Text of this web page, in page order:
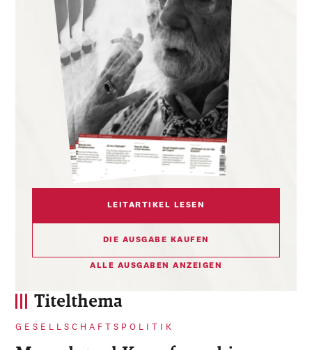
Titelthema
GESELLSCHAFTSPOLITIK
LEITARTIKEL LESEN
DIE AUSGABE KAUFEN
ALLE AUSGABEN ANZEIGEN